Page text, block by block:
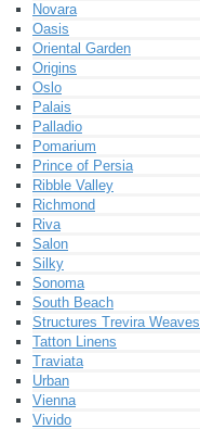
Novara
Oasis
Oriental Garden
Origins
Oslo
Palais
Palladio
Pomarium
Prince of Persia
Ribble Valley
Richmond
Riva
Salon
Silky
Sonoma
South Beach
Structures Trevira Weaves
Tatton Linens
Traviata
Urban
Vienna
Vivido